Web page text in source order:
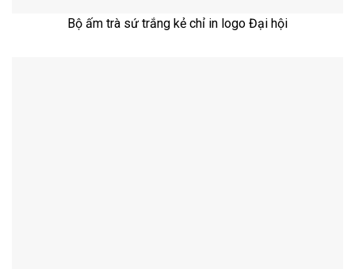
Bộ ấm trà sứ trắng kẻ chỉ in logo Đại hội